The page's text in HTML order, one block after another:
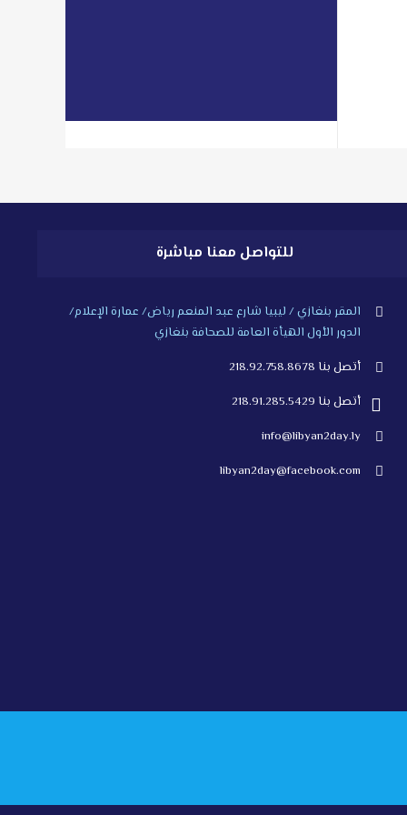
للتواصل معنا مباشرة
المقر بنغازي / ليبيا شارع عبد المنعم رياض/ عمارة الإعلام/
الدور الأول الهيأة العامة للصحافة بنغازي
أتصل بنا 218.92.758.8678
أتصل بنا 218.91.285.5429
info@libyan2day.ly
libyan2day@facebook.com